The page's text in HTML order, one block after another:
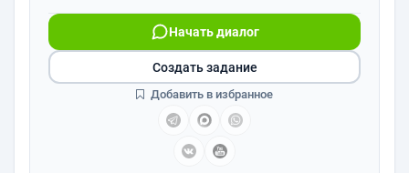
Начать диалог
Создать задание
Добавить в избранное